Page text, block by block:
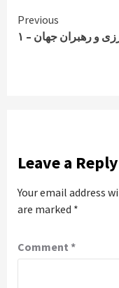
Continue
Reading
Previous
و رهبران جهان – ۱
Leave a Reply
Your email address
are marked *
Comment *